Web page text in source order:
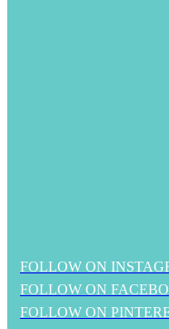
FOLLOW ON
FOLLOW ON
FOLLOW ON